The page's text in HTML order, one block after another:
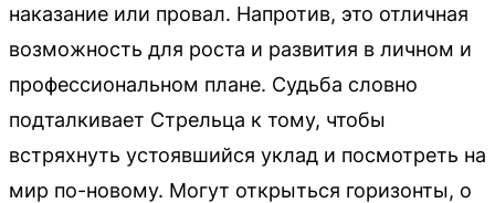
наказание или провал. Напротив, это отличная
возможность для роста и развития в личном и
профессиональном плане. Судьба словно
подталкивает Стрельца к тому, чтобы
встряхнуть устоявшийся уклад и посмотреть на
мир по-новому. Могут открыться горизонты, о